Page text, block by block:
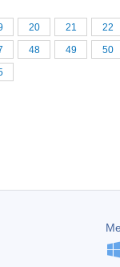
20 21 22
48 49 50